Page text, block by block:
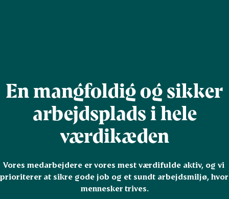
En mangfoldig og sikker
arbejdsplads i hele
værdikæden
Vores medarbejdere er vores mest værdifulde aktiv, og vi
prioriterer at sikre gode job og et sundt arbejdsmiljø, hvor
mennesker trives.